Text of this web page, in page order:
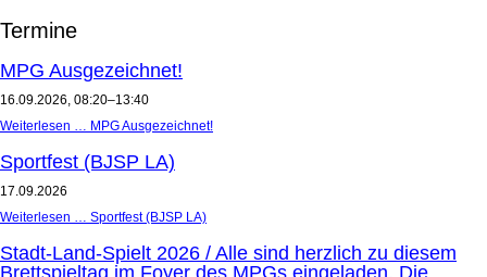
Termine
MPG Ausgezeichnet!
16.09.2026, 08:20–13:40
Weiterlesen …
MPG Ausgezeichnet!
Sportfest (BJSP LA)
17.09.2026
Weiterlesen …
Sportfest (BJSP LA)
Stadt-Land-Spielt 2026 / Alle sind herzlich zu diesem
Brettspieltag im Foyer des MPGs eingeladen. Die